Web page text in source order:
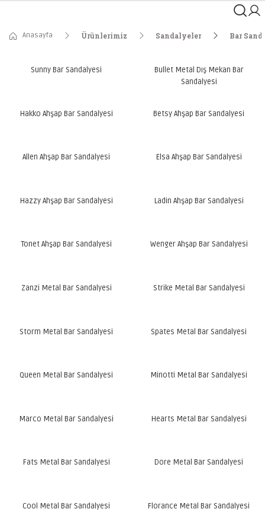
Anasayfa Ürünlerimiz Sandalyeler Bar
Sunny Bar Sandalyesi
Bullet Metal Dış Mekan Bar
Sandalyesi
Hakko Ahşap Bar Sandalyesi Betsy Ahşap Bar Sandalyesi
Allen Ahşap Bar Sandalyesi Elsa Ahşap Bar Sandalyesi
Hazzy Ahşap Bar Sandalyesi Ladin Ahşap Bar Sandalyesi
Tonet Ahşap Bar Sandalyesi Wenger Ahşap Bar Sandalyesi
Zanzi Metal Bar Sandalyesi Strike Metal Bar Sandalyesi
Storm Metal Bar Sandalyesi Spates Metal Bar Sandalyesi
Queen Metal Bar Sandalyesi Minotti Metal Bar Sandalyesi
Marco Metal Bar Sandalyesi Hearts Metal Bar Sandalyesi
Fats Metal Bar Sandalyesi Dore Metal Bar Sandalyesi
Cool Metal Bar Sandalyesi Florance Metal Bar Sandalyesi